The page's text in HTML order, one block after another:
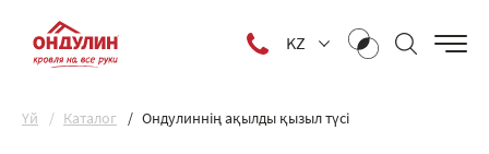
KZ
Yй Каталог Ондулиннің ақылды қызыл түсі